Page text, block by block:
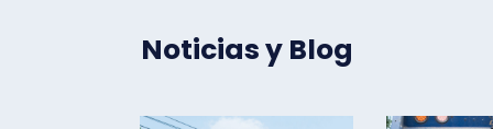
Noticias y Blog